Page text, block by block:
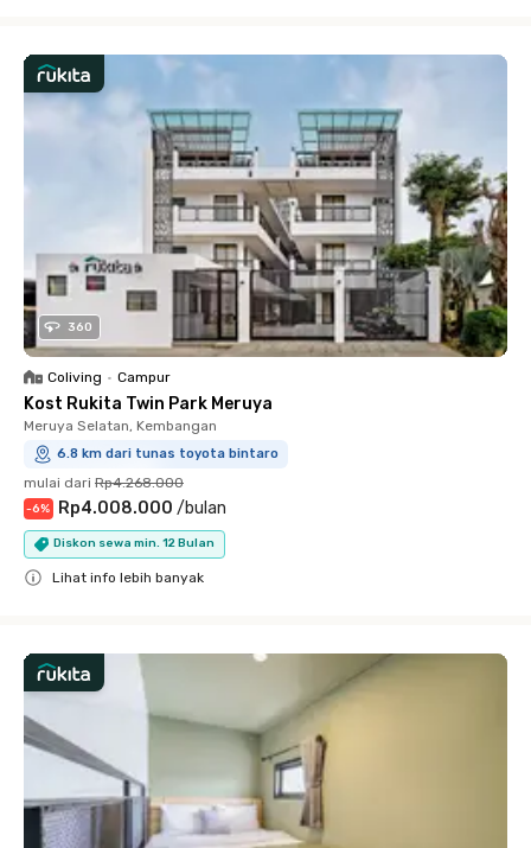
360
Coliving • Campur
Kost Rukita Twin Park Meruya
Meruya Selatan, Kembangan
6.8 km dari tunas toyota bintaro
mulai dari Rp4.268.000
-6% Rp4.008.000 /bulan
Diskon sewa min. 12 Bulan
Lihat info lebih banyak